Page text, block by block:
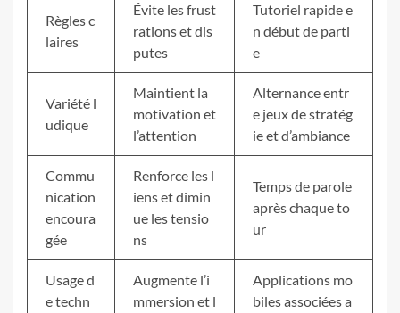
Règles c
laires
Évite les frust
rations et dis
putes
Tutoriel rapide e
n début de parti
e
Variété l
udique
Maintient la
motivation et
l’attention
Alternance entr
e jeux de stratég
ie et d’ambiance
Commu
nication
encoura
gée
Renforce les l
iens et dimin
ue les tensio
ns
Temps de parole
après chaque to
ur
Usage d
e techn
Augmente l’i
mmersion et l
Applications mo
biles associées a